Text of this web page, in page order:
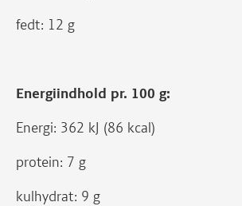
fedt: 12 g
Energiindhold pr. 100 g:
Energi: 362 kJ (86 kcal)
protein: 7 g
kulhydrat: 9 g